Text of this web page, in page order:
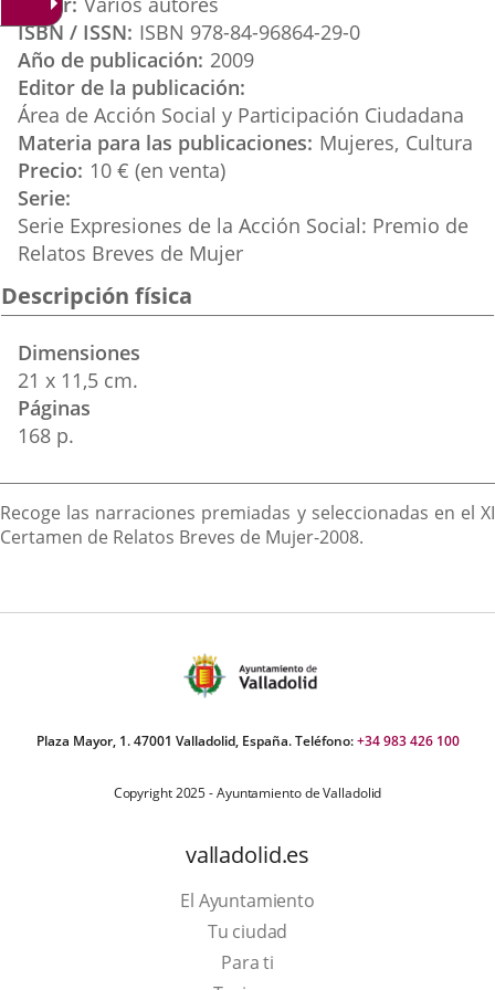
externa.externa.externa.
ISBN / ISSN ISBN 978-84-96864-29-0
Año de publicación 2009
Editor de la publicación
Área de Acción Social y Participación Ciudadana
Materia para las publicaciones Mujeres Cultura
Precio 10 € (en venta)
Serie
Serie Expresiones de la Acción Social: Premio de
Relatos Breves de Mujer
Descripción física
Dimensiones
21 x 11,5 cm.
Páginas
168 p.
Descripción
Recoge las narraciones premiadas y seleccionadas en el XI
Certamen de Relatos Breves de Mujer-2008.
Plaza Mayor, 1. 47001 Valladolid, España. Teléfono:+34 983 426 100
Copyright 2025 - Ayuntamiento de Valladolid
valladolid.es
El Ayuntamiento
Tu ciudad
Para ti